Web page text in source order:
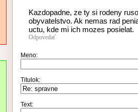
Kazdopadne, ze ty si rodeny
obyvatelstvo. Ak nemas rad
uctu, kde mi ich mozes posielat.
Odpovedať
Meno:
Titulok:
Text: